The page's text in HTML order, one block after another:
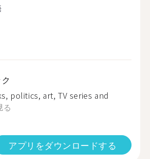
politics, art, TV series and
る
アプリをダウンロードする